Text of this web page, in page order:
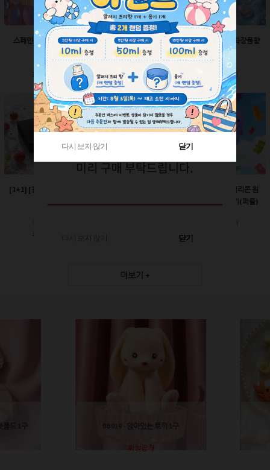
스페인산 향료-향수향
2ml
회원공개
스페인산 향료-비누향
2ml
회원공개
스페인산 향료-화장품향
2ml
회원공개
[1+1] [한정판매]매트블
회원공개
60ml-몬스터 실리콘 원
터치캡 튜브용기(퍼플)
회원공개
더보기 +
드 1구 BB019 - 앉아있는 토끼 1구
회원공개
다시 보지 않기 닫기
다시 보지 않기 닫기
닫기